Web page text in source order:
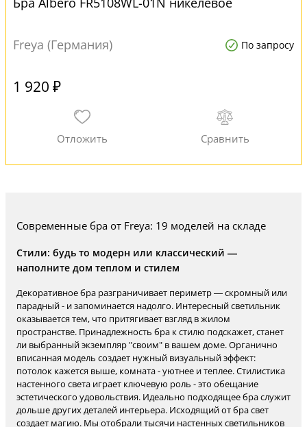
Freya (Германия) По запросу
1 920 ₽
Современные бра от Freya: 19 моделей на складе
Стили: будь то модерн или классический —
наполните дом теплом и стилем
Декоративное бра разграничивает периметр — скромный или
парадный - и запоминается надолго. Интересный светильник
оказывается тем, что притягивает взгляд в жилом
пространстве. Принадлежность бра к стилю подскажет, станет
ли выбранный экземпляр "своим" в вашем доме. Органично
вписанная модель создает нужный визуальный эффект:
потолок кажется выше, комната - уютнее и теплее. Стилистика
настенного света играет ключевую роль - это обещание
эстетического удовольствия. Идеально подходящее бра служит
дольше других деталей интерьера. Исходящий от бра свет
создает магию. Мы отобрали тысячи настенных светильников